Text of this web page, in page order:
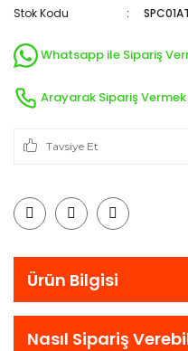
Stok Kodu
Whatsapp ile Sipariş
Arayarak Sipariş Vermek
Tavsiye Et
Ürün Bilgisi
Nasıl Sipariş